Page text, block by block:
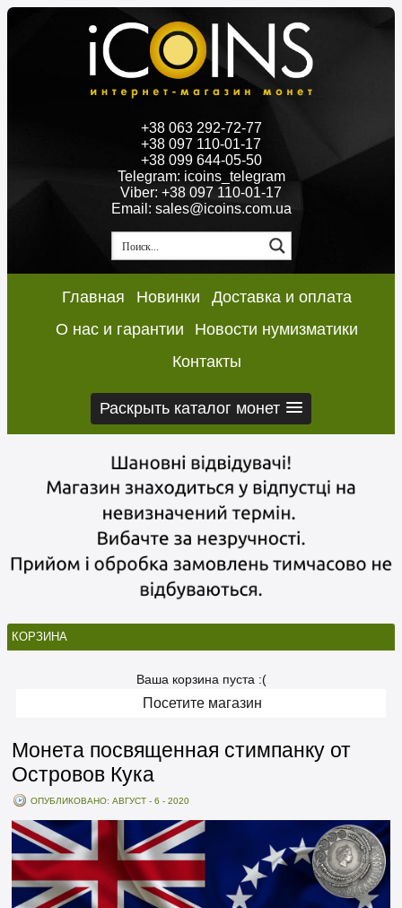
+38 063 292-72-77
+38 097 110-01-17
+38 099 644-05-50
Telegram: icoins_telegram
Viber: +38 097 110-01-17
Email: sales@icoins.com.ua
Главная Новинки
Доставка и оплата
О нас и гарантии
Новости нумизматики
Контакты
Раскрыть каталог монет
КОРЗИНА
Ваша корзина пуста :(
Посетите магазин
Монета посвященная стимпанку от
Островов Кука
ОПУБЛИКОВАНО: АВГУСТ - 6 - 2020